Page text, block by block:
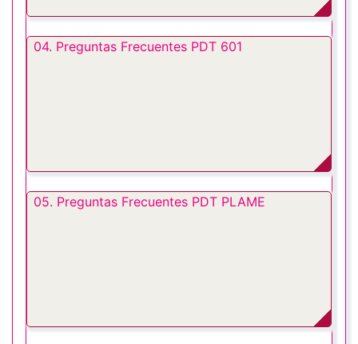
04. Preguntas Frecuentes PDT 601
05. Preguntas Frecuentes PDT PLAME